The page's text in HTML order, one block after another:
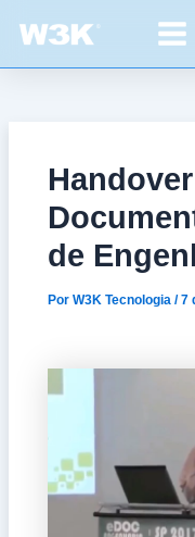
para
o
Main
de
Por W3K Tecnologia /7
navigation